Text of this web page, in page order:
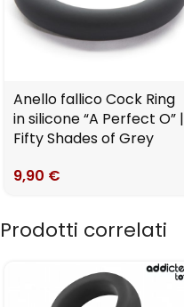
Anello fallico Cock Ring
in silicone “A Perfect O” |
Fifty Shades of Grey
9,90 €
Prodotti correlati